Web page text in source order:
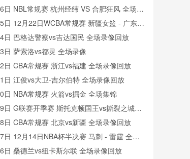
日 NBL常规赛 杭州经纬 VS 合肥狂风 全场录
日 12月22日WCBA常规赛 新疆女篮 - 广东女
录像
日 巴格达警察vs吉达国民 全场录像回放
日 萨索洛vs都灵 全场录像
日 CBA常规赛 浙江vs福建 全场录像回放
日 江俊vs大卫-吉尔伯特 全场录像回放
日 NBA常规赛 火箭vs掘金 全场集锦
日 G联赛开季赛 斯托克顿国王vs撕裂之城混
录像回放
日 CBA常规赛 北京vs新疆 全场录像回放
日 12月14日NBA杯半决赛 马刺 - 雷霆 全场
日 桑德兰vs纽卡斯尔联 全场录像回放